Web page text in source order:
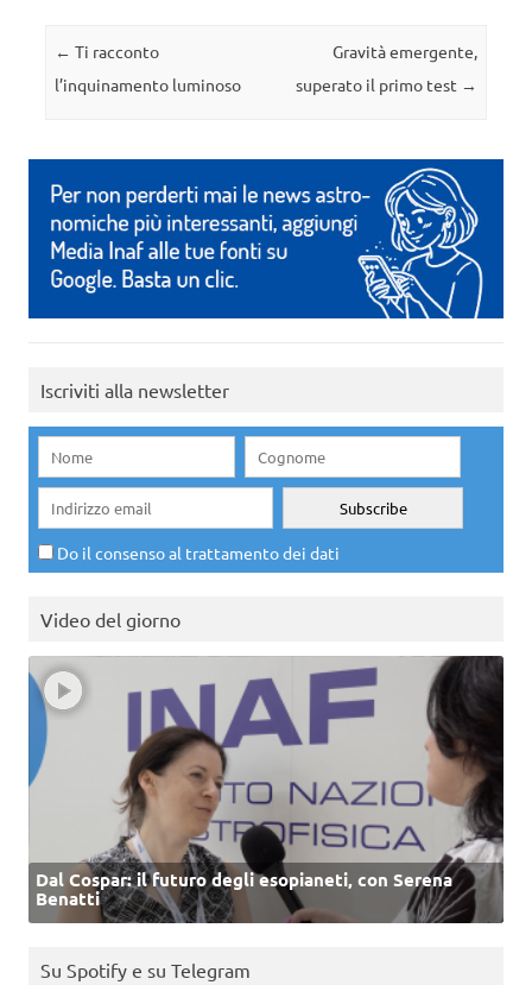
Navigazione articolo
← Ti racconto
l’inquinamento luminoso
Gravità emergente,
superato il primo test →
Iscriviti alla newsletter
Do il consenso al trattamento dei dati
Video del giorno
Dal Cospar: il futuro degli esopianeti, con Serena
Benatti
Su Spotify e su Telegram